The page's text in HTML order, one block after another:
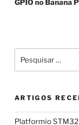
GPIO no Banana
por:
ARTIGOS
Platformio